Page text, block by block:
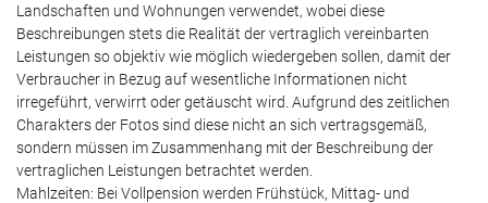
Landschaften und Wohnungen verwendet, wobei diese
Beschreibungen stets die Realität der vertraglich vereinbarten
Leistungen so objektiv wie möglich wiedergeben sollen, damit der
Verbraucher in Bezug auf wesentliche Informationen nicht
irregeführt, verwirrt oder getäuscht wird. Aufgrund des zeitlichen
Charakters der Fotos sind diese nicht an sich vertragsgemäß,
sondern müssen im Zusammenhang mit der Beschreibung der
vertraglichen Leistungen betrachtet werden.
Mahlzeiten: Bei Vollpension werden Frühstück, Mittag- und